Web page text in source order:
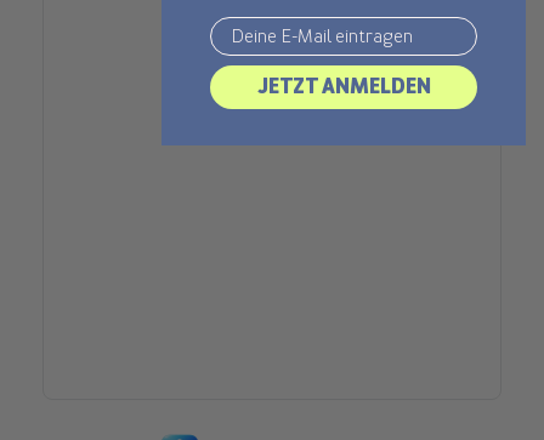
Email
JETZT ANMELDEN